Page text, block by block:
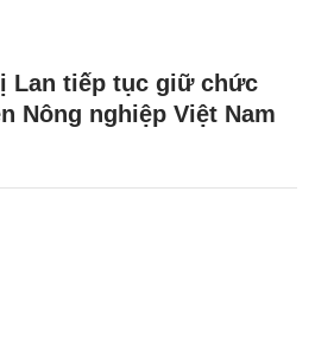
Lan tiếp tục giữ chức
Nông nghiệp Việt Nam